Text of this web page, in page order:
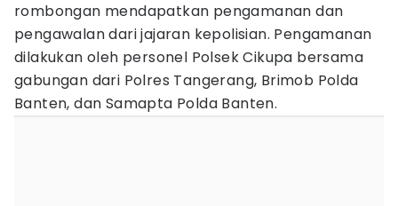
rombongan mendapatkan pengamanan dan
pengawalan dari jajaran kepolisian. Pengamanan
dilakukan oleh personel Polsek Cikupa bersama
gabungan dari Polres Tangerang, Brimob Polda
Banten, dan Samapta Polda Banten.